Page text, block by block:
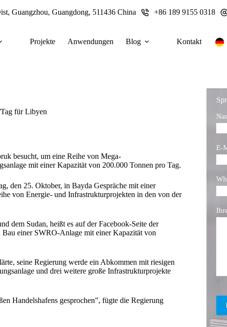
Guangzhou, Guangdong, 511436 China +86 189 9155 0318
Projekte Anwendungen Blog Kontakt
für Libyen
besucht, um eine Reihe von Mega-
mit einer Kapazität von 200.000 Tonnen pro Tag.
den 25. Oktober, in Bayda Gespräche mit einer
von Energie- und Infrastrukturprojekten in den von der
dem Sudan, heißt es auf der Facebook-Seite der
einer SWRO-Anlage mit einer Kapazität von
seine Regierung werde ein Abkommen mit riesigen
und drei weitere große Infrastrukturprojekte
Handelshafens gesprochen”, fügte die Regierung
E-